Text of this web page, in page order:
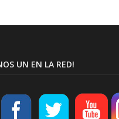
UN EN LA RED!